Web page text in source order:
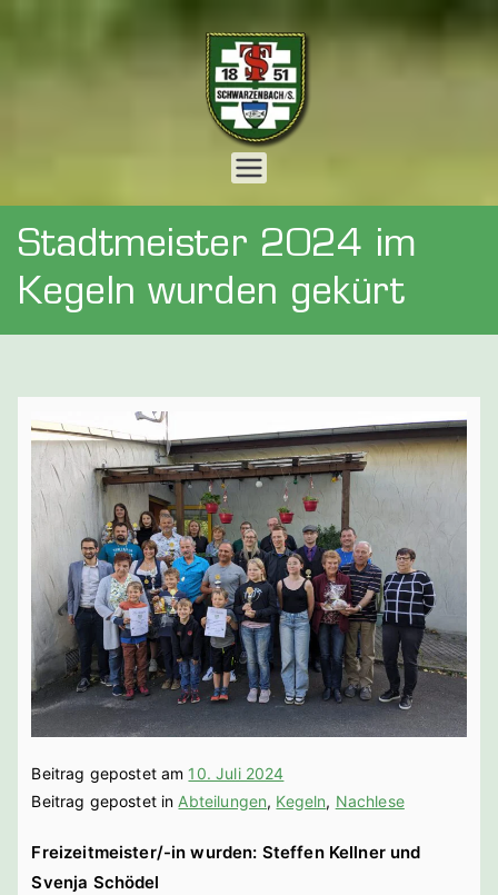
der
Turnersch
V.
Schwarzen
bach a. d.
Saale
Stadtmeister 2024 im
Kegeln wurden gekürt
Beitrag gepostet am 10. Juli 2024
Beitrag gepostet in Abteilungen, Kegeln, Nachlese
Freizeitmeister/-in wurden: Steffen Kellner und
Svenja Schödel